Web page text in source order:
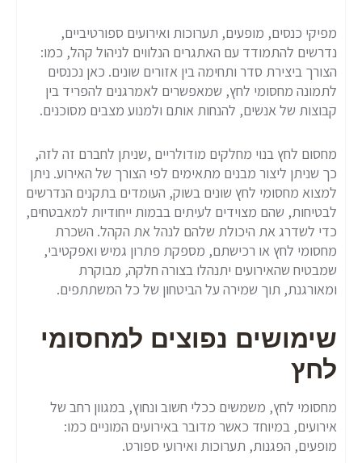
מפיקי כנסים, מופעים, תערוכות ואירועים ספורטיביים,
נדרשים להתמודד עם האתגרים הנלווים לניהול קהל, כמו:
הצורך ביצירת סדר ותחימה בין אזורים שונים. כאן נכנסים
לתמונה מחסומי לחץ, שמאפשרים לאמרגנים להפריד בין
קבוצות של אנשים, להנחות אותם ולמנוע מצבים מסוכנים.
מחסום לחץ בנוי מחלקים מודולריים ,שניתן לחברם זה לזה,
כך שניתן ליצור מבנים מתאימים לפי הצורך של האירוע. ניתן
למצוא מחסומי לחץ שונים בשוק, העומדים בתקנים הנדרשים
לבטיחות, שהם מצוידים לעיתים בבמות ייחודיות למאבטחים,
כדי לשדרג את היכולת שלהם לנהל את הקהל. השכרת
מחסומי לחץ או רכישתם, מספקת פתרון גמיש ואפקטיבי,
שמבטיח שהאירועים יתנהלו בצורה חלקה, מבוקרת
ומאורגנת, תוך שמירה על הביטחון של כל המשתתפים.
שימושים נפוצים למחסומי
לחץ
מחסומי לחץ, משמשים ככלי חשוב ונחוץ, במגוון רחב של
אירועים, במיוחד כאשר מדובר באירועים המוניים כמו:
מופעים, הפגנות, תערוכות ואירועי ספורט.